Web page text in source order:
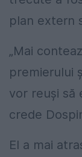
plan extern
„Mai
premierului
vor reuși să
crede
El a mai